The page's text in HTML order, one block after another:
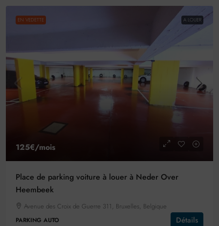
EN VEDETTE A LOUER
125€/mois
Place de parking voiture à louer à Neder Over
Heembeek
Avenue des Croix de Guerre 311, Bruxelles, Belgique
PARKING AUTO Détails